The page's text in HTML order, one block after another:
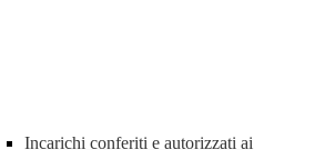
Incarichi conferiti e autorizzati ai